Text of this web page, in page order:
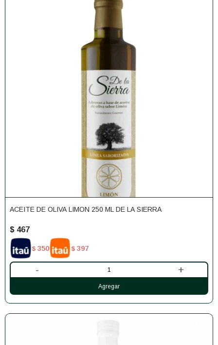
ACEITE DE OLIVA LIMON 250 ML DE LA SIERRA
$ 467
$ 350 $ 397
- +